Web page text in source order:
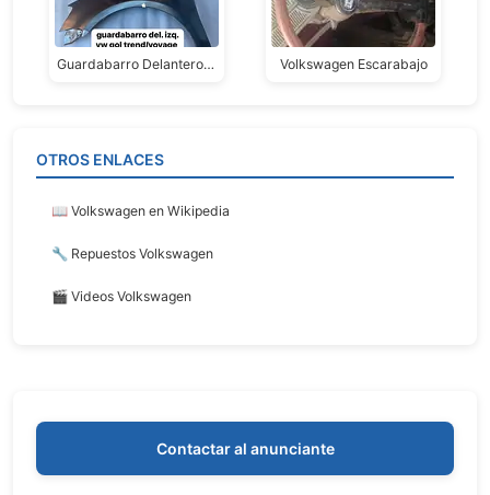
Guardabarro Delantero Izquierdo Volkswagen Gol Trend/voyage Volkswagen Escarabajo
OTROS ENLACES
📖 Volkswagen en Wikipedia
🔧 Repuestos Volkswagen
🎬 Videos Volkswagen
Contactar al anunciante